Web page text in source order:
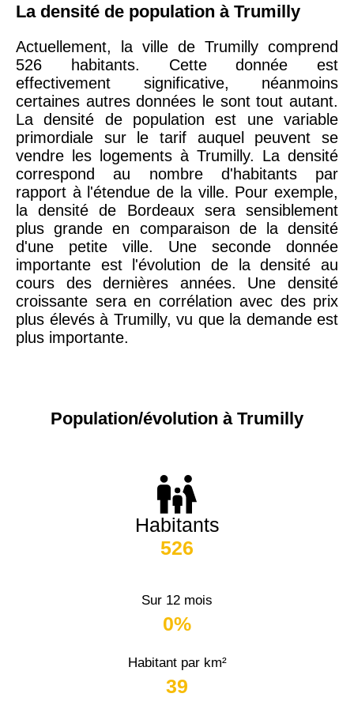
La densité de population à Trumilly
Actuellement, la ville de Trumilly comprend
526 habitants. Cette donnée est
effectivement significative, néanmoins
certaines autres données le sont tout autant.
La densité de population est une variable
primordiale sur le tarif auquel peuvent se
vendre les logements à Trumilly. La densité
correspond au nombre d'habitants par
rapport à l'étendue de la ville. Pour exemple,
la densité de Bordeaux sera sensiblement
plus grande en comparaison de la densité
d'une petite ville. Une seconde donnée
importante est l'évolution de la densité au
cours des dernières années. Une densité
croissante sera en corrélation avec des prix
plus élevés à Trumilly, vu que la demande est
plus importante.
Population/évolution à Trumilly
Habitants
526
Sur 12 mois
0%
Habitant par km²
39